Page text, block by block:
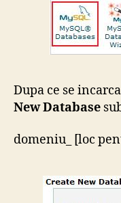
Dupa ce se
New Database
domeniu_ [loc